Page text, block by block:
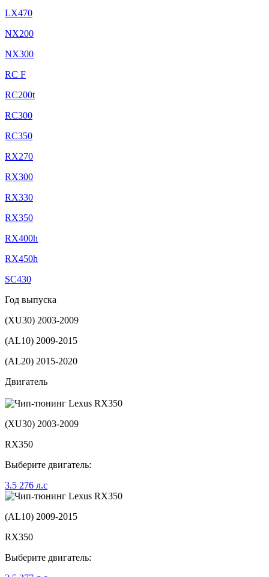
LX470
NX200
NX300
RC F
RC200t
RC300
RC350
RX270
RX300
RX330
RX350
RX400h
RX450h
SC430
Год выпуска
(XU30) 2003-2009
(AL10) 2009-2015
(AL20) 2015-2020
Двигатель
(XU30) 2003-2009
RX350
Выберите двигатель:
3.5 276 л.с
(AL10) 2009-2015
RX350
Выберите двигатель: